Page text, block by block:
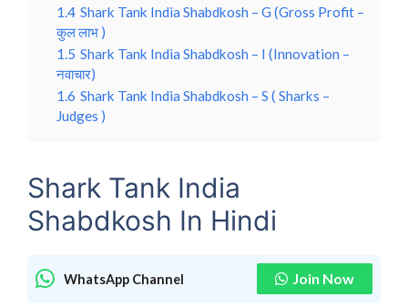
1.4 Shark Tank India Shabdkosh – G (Gross Profit –
कुल लाभ )
1.5 Shark Tank India Shabdkosh – I (Innovation –
नवाचार)
1.6 Shark Tank India Shabdkosh – S ( Sharks –
Judges )
Shark Tank India
Shabdkosh In Hindi
WhatsApp Channel Join Now